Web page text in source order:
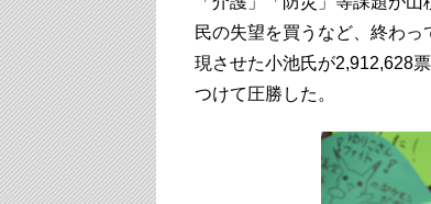
民の失望を買うなど、終わ
現させた小池氏が2,912,628
つけて圧勝した。